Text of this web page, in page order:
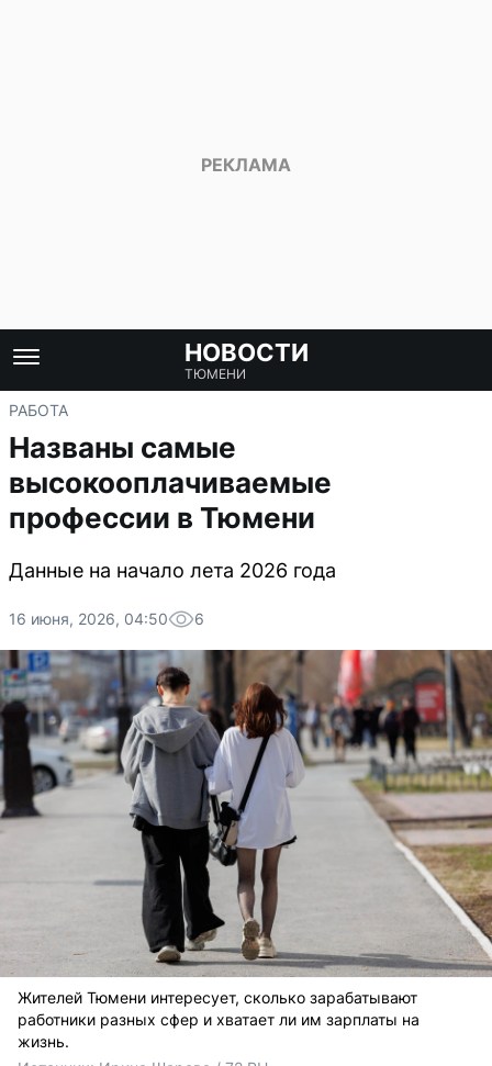
НОВОСТИ
ТЮМЕНИ
РАБОТА
Названы самые
высокооплачиваемые
профессии в Тюмени
Данные на начало лета 2026 года
16 июня, 2026, 04:50 6
Жителей Тюмени интересует, сколько зарабатывают
работники разных сфер и хватает ли им зарплаты на
жизнь.